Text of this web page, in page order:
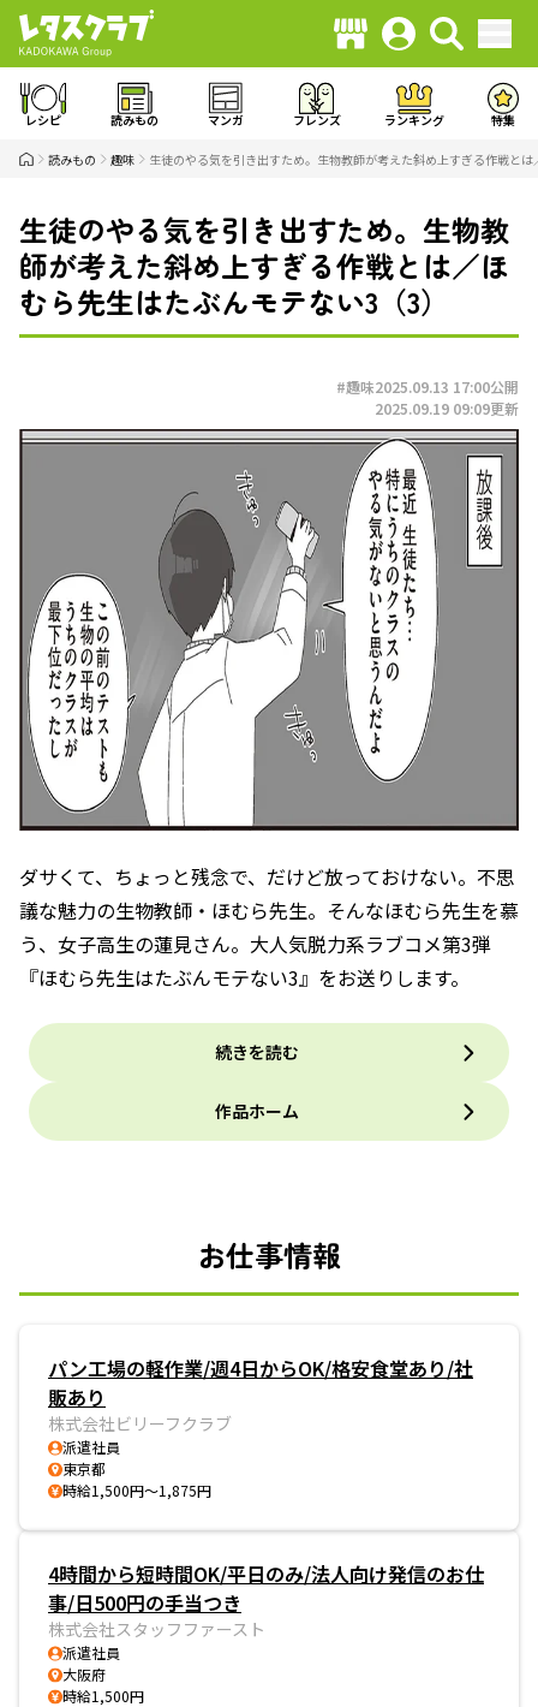
レシピ 読みもの マンガ フレンズ ランキング 特集
読みもの 趣味 生徒のやる気を引き出すため。生物教師が考えた斜め上すぎる作戦と
生徒のやる気を引き出すため。生物教
師が考えた斜め上すぎる作戦とは／ほ
むら先生はたぶんモテない3（3）
#趣味2025.09.13 17:00公開
2025.09.19 09:09更新
ダサくて、ちょっと残念で、だけど放っておけない。不思
議な魅力の生物教師・ほむら先生。そんなほむら先生を慕
う、女子高生の蓮見さん。大人気脱力系ラブコメ第3弾
『ほむら先生はたぶんモテない3』をお送りします。
続きを読む
作品ホーム
お仕事情報
パン工場の軽作業/週4日からOK/格安食堂あり/社
販あり
株式会社ビリーフクラブ
派遣社員
東京都
時給1,500円～1,875円
4時間から短時間OK/平日のみ/法人向け発信のお仕
事/日500円の手当つき
株式会社スタッフファースト
派遣社員
大阪府
時給1,500円